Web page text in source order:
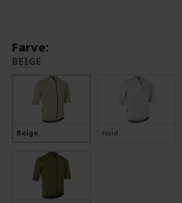
Farve:
BEIGE
Beige Hvid